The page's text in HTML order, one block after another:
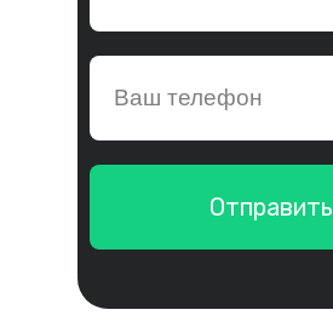
Отправить